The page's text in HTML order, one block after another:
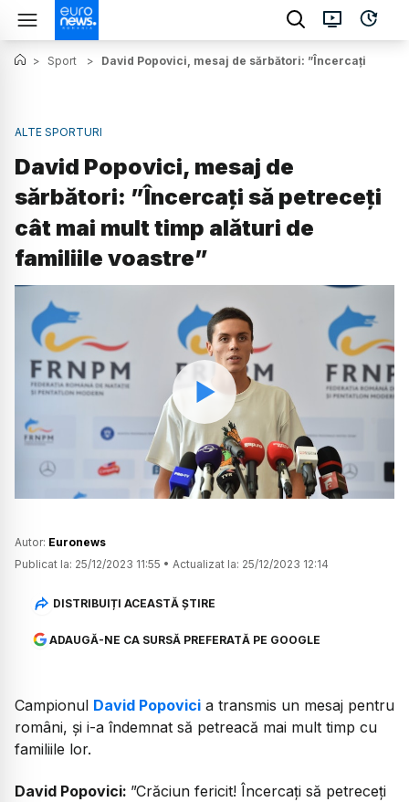
> Sport > David Popovici, mesaj de sărbători: ”Încercaţi să
ALTE SPORTURI
David Popovici, mesaj de
sărbători: ”Încercaţi să petreceţi
cât mai mult timp alături de
familiile voastre”
Watch
Autor: Euronews
Publicat la: 25/12/2023 11:55 • Actualizat la: 25/12/2023 12:14
DISTRIBUIȚI ACEASTĂ ȘTIRE
ADAUGĂ-NE CA SURSĂ PREFERATĂ PE GOOGLE
Campionul David Popovici a transmis un mesaj pentru
români, și i-a îndemnat să petreacă mai mult timp cu
familiile lor.
David Popovici: ”Crăciun fericit! Încercaţi să petreceţi